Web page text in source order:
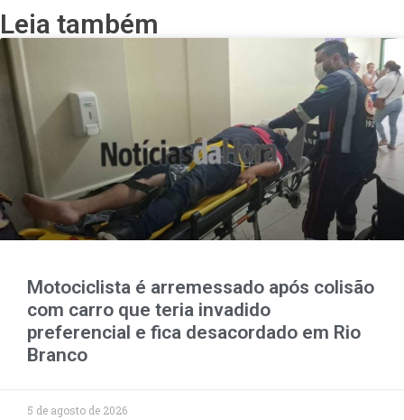
Leia também
Motociclista é arremessado após colisão
com carro que teria invadido
preferencial e fica desacordado em Rio
Branco
5 de agosto de 2026